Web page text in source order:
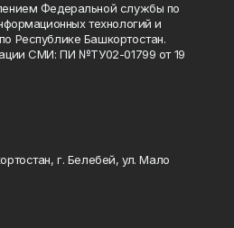
Федеральной службы по
технологий и
Республике Башкортостан.
СМИ: ПИ №ТУ02-01799 от 19
г. Белебей, ул. Мало